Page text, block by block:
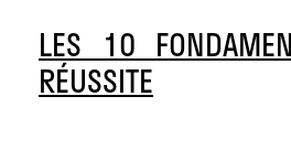
LES 10
RÉUSSITE